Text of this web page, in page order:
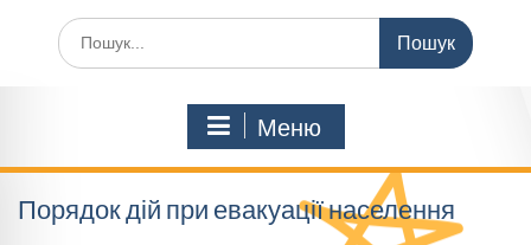
Шукати:
Меню
Порядок дій при евакуації населення